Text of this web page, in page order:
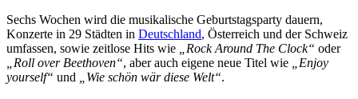
Sechs Wochen wird die musikalische Geburtstagsparty dauern,
Konzerte in 29 Städten in Deutschland, Österreich und der Schweiz
umfassen, sowie zeitlose Hits wie
„Rock Around The Clock“ oder
„Roll over Beethoven“, aber auch eigene neue Titel wie
„Enjoy
yourself“ und „Wie schön wär diese Welt“.